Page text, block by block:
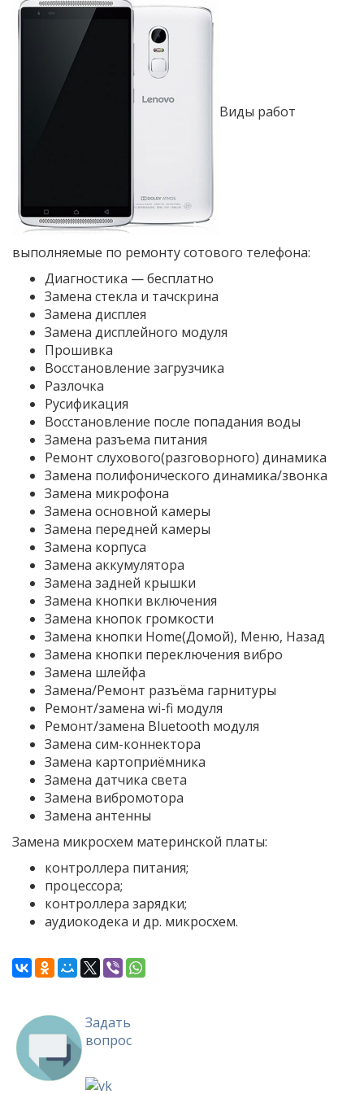
Виды работ
выполняемые по ремонту сотового телефона:
Диагностика — бесплатно
Замена стекла и тачскрина
Замена дисплея
Замена дисплейного модуля
Прошивка
Восстановление загрузчика
Разлочка
Русификация
Восстановление после попадания воды
Замена разъема питания
Ремонт слухового(разговорного) динамика
Замена полифонического динамика/звонка
Замена микрофона
Замена основной камеры
Замена передней камеры
Замена корпуса
Замена аккумулятора
Замена задней крышки
Замена кнопки включения
Замена кнопок громкости
Замена кнопки Home(Домой), Меню, Назад
Замена кнопки переключения вибро
Замена шлейфа
Замена/Ремонт разъёма гарнитуры
Ремонт/замена wi-fi модуля
Ремонт/замена Bluetooth модуля
Замена сим-коннектора
Замена картоприёмника
Замена датчика света
Замена вибромотора
Замена антенны
Замена микросхем материнской платы:
контроллера питания;
процессора;
контроллера зарядки;
аудиокодека и др. микросхем.
Задать
вопрос